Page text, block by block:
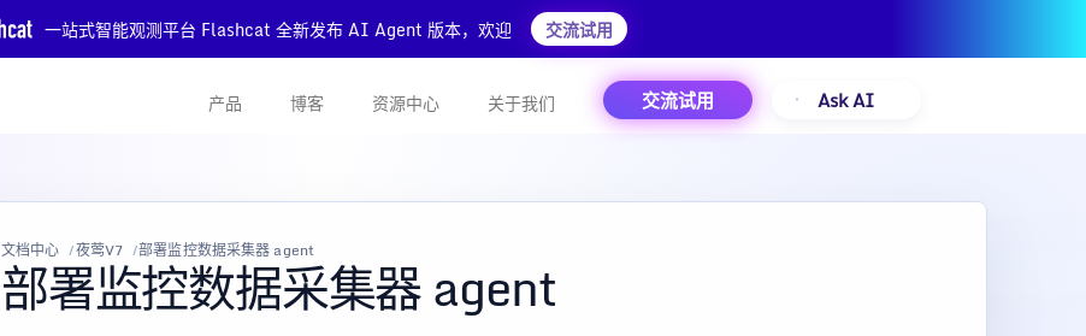
一站式智能观测平台 Flashcat 全新发布 AI Agent 版本，欢迎 交流试用
产品 博客 资源中心 关于我们 交流试用 Ask AI
文档中心 夜莺V7 部署监控数据采集器 agent
部署监控数据采集器 agent